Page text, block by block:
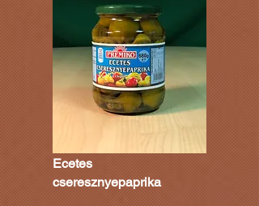
Ecetes
cseresznyepaprika